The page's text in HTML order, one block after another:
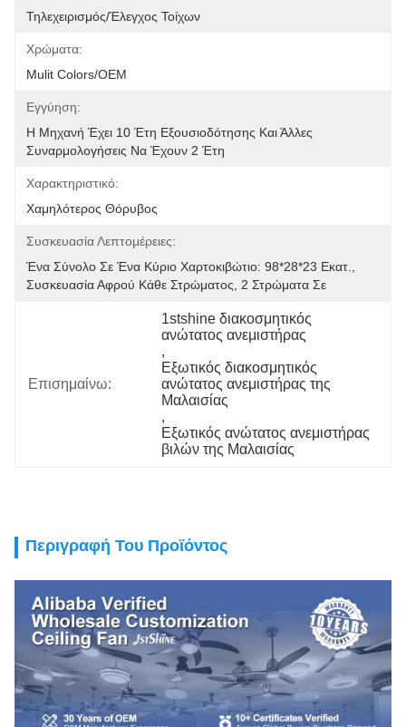
Τηλεχειρισμός/έλεγχος Τοίχων
Χρώματα:
Mulit Colors/OEM
Εγγύηση:
Η Μηχανή Έχει 10 Έτη Εξουσιοδότησης Και Άλλες
Συναρμολογήσεις Να Έχουν 2 Έτη
Χαρακτηριστικό:
Χαμηλότερος Θόρυβος
Συσκευασία Λεπτομέρειες:
Ένα Σύνολο Σε Ένα Κύριο Χαρτοκιβώτιο: 98*28*23 Εκατ.,
Συσκευασία Αφρού Κάθε Στρώματος, 2 Στρώματα Σε
Επισημαίνω:
1stshine διακοσμητικός
ανώτατος ανεμιστήρας
,
Εξωτικός διακοσμητικός
ανώτατος ανεμιστήρας της
Μαλαισίας
,
Εξωτικός ανώτατος ανεμιστήρας
βιλών της Μαλαισίας
Περιγραφή Του Προϊόντος